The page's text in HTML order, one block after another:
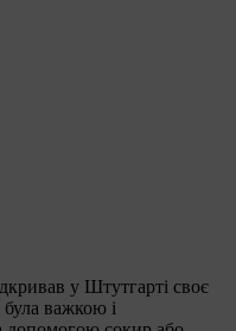
у Штутгарті своє
була важкою і